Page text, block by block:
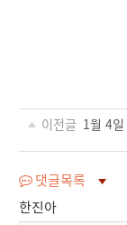
이전글 1월 4
댓글목록
한진아